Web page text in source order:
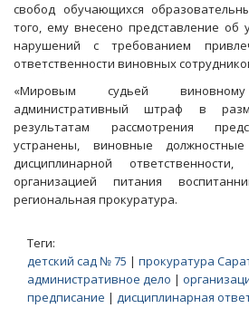
свобод обучающихся
того, ему внесено представление об
нарушений с требованием
ответственности виновных
«Мировым судьей
административный штраф в
результатам рассмотрения
устранены, виновные
дисциплинарной
организацией питания
региональная прокуратура.
Теги:
детский сад № 75 | прокуратура
административное дело |
предписание | дисциплинарная